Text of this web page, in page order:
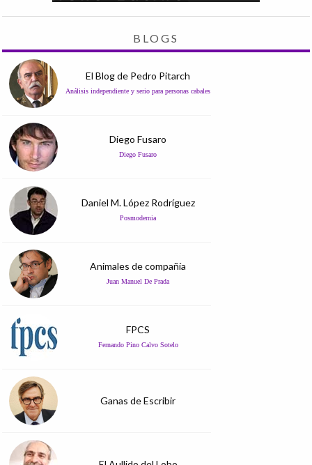
BLOGS
El Blog de Pedro Pitarch
Análisis independiente y serio para personas cabales
Diego Fusaro
Diego Fusaro
Daniel M. López Rodríguez
Posmodernia
Animales de compañía
Juan Manuel De Prada
FPCS
Fernando Pino Calvo Sotelo
Ganas de Escribir